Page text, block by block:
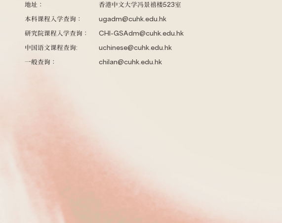
地址：
香港中文大学冯景禧楼523室
本科课程入学查询：
ugadm@cuhk.edu.hk
研究院课程入学查询：
CHI-GSAdm@cuhk.edu.hk
中国语文课程查询:
uchinese@cuhk.edu.hk
一般查询：
chilan@cuhk.edu.hk